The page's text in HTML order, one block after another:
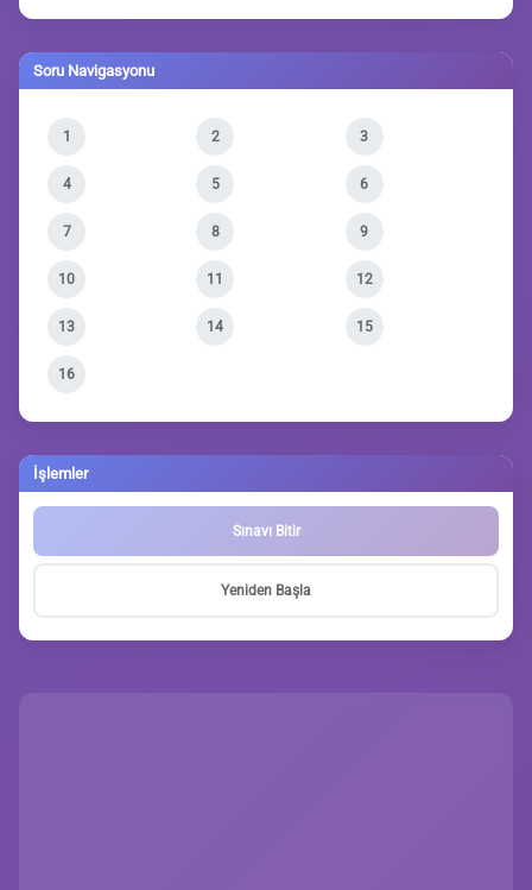
Soru Navigasyonu
1 2 3
4 5 6
7 8 9
10 11 12
13 14 15
16
İşlemler
Sınavı Bitir
Yeniden Başla